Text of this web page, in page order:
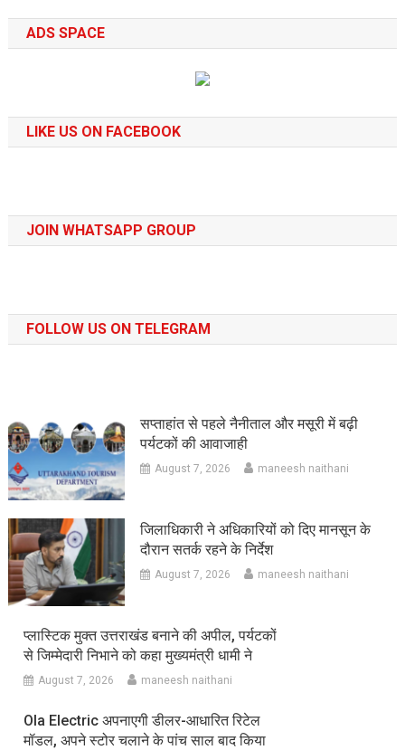
ADS SPACE
LIKE US ON FACEBOOK
JOIN WHATSAPP GROUP
FOLLOW US ON TELEGRAM
सप्ताहांत से पहले नैनीताल और मसूरी में बढ़ी
पर्यटकों की आवाजाही
August 7, 2026 maneesh naithani
जिलाधिकारी ने अधिकारियों को दिए मानसून के
दौरान सतर्क रहने के निर्देश
August 7, 2026 maneesh naithani
प्लास्टिक मुक्त उत्तराखंड बनाने की अपील, पर्यटकों
से जिम्मेदारी निभाने को कहा मुख्यमंत्री धामी ने
August 7, 2026 maneesh naithani
Ola Electric अपनाएगी डीलर-आधारित रिटेल
मॉडल, अपने स्टोर चलाने के पांच साल बाद किया